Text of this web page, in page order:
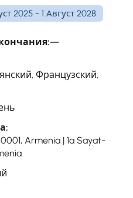
2025 - 1 Август 2028
—
Французский,
Armenia | 1a Sayat-